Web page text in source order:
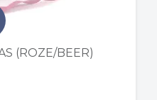
(ROZE/BEER)